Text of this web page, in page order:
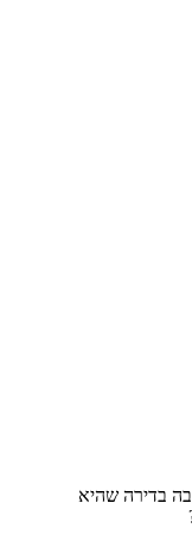
בדירה שהיא